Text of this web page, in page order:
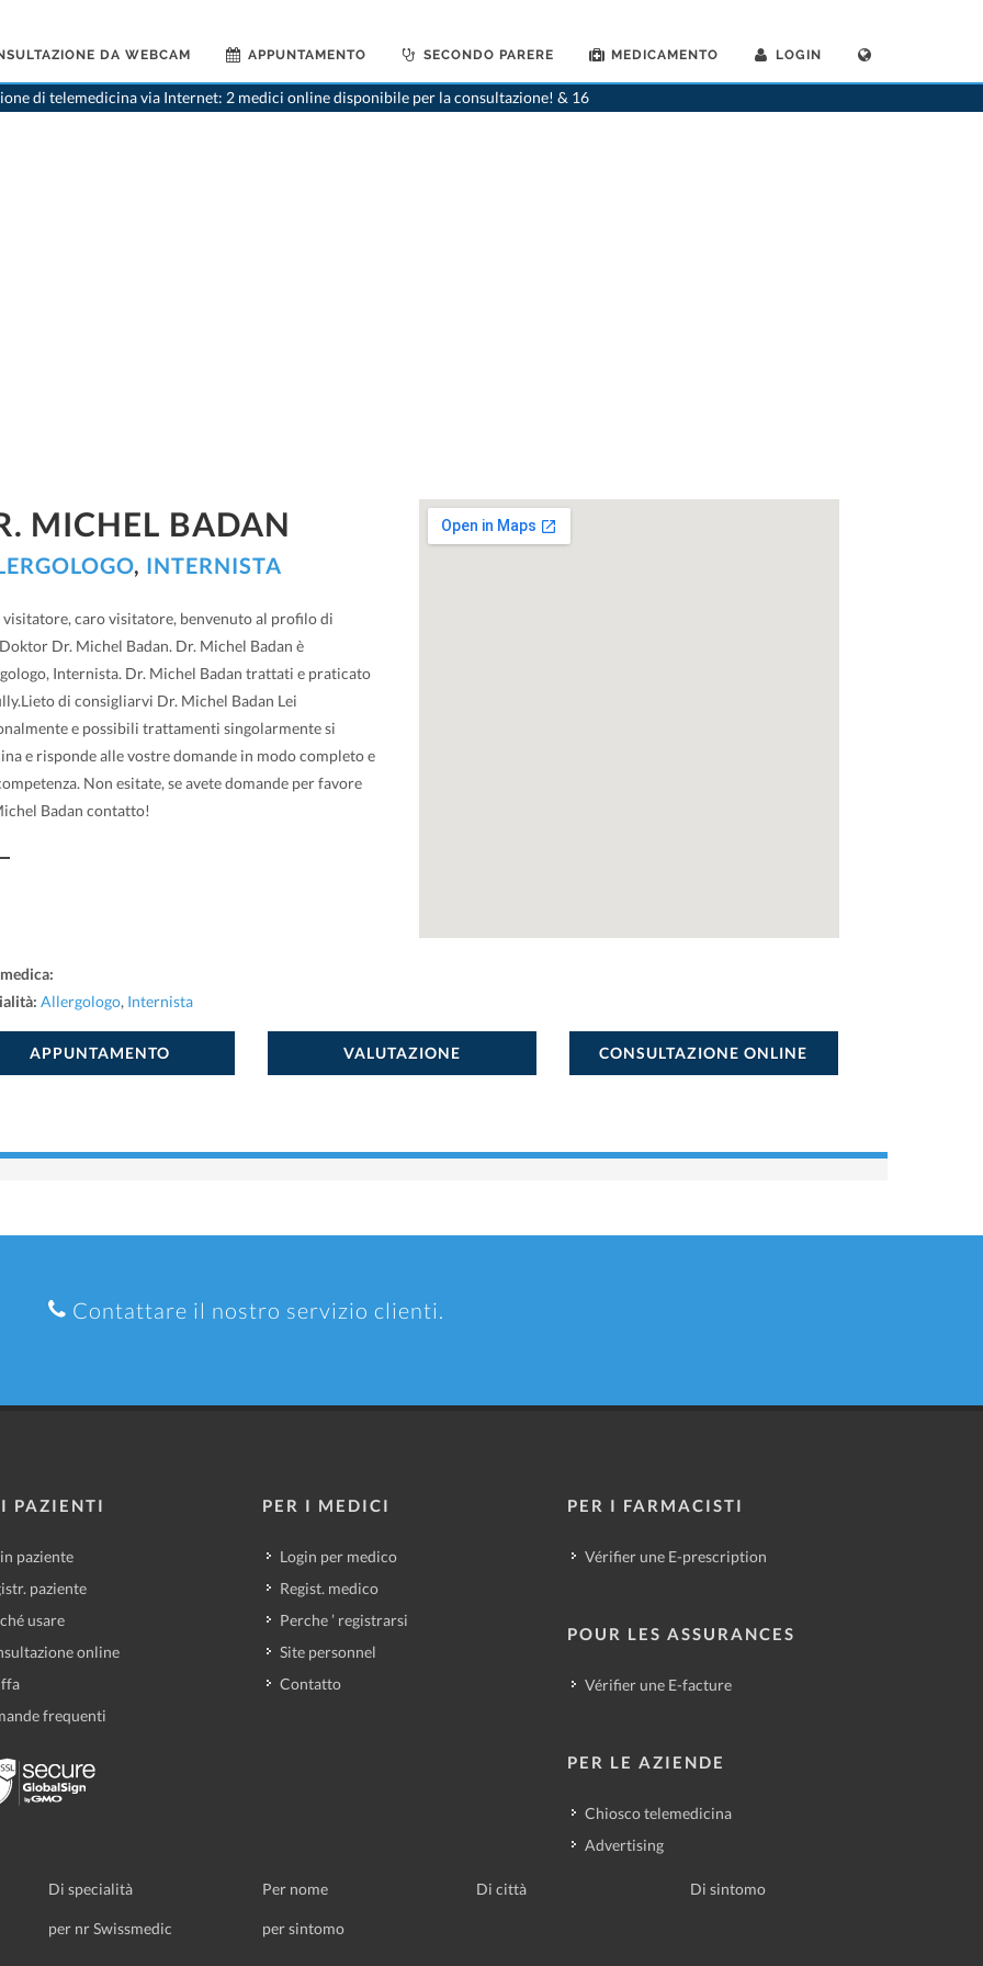
DA WEBCAM APPUNTAMENTO SECONDO PARERE MEDICAMENTO LOGIN
di telemedicina via Internet: 2 medici online disponibile per la consultazione! & 16
>Allergologo>Cully>Dr. Michel Badan
MICHEL BADAN
, INTERNISTA
visitatore, caro visitatore, benvenuto al profilo di
Dr. Michel Badan. Dr. Michel Badan è
Internista. Dr. Michel Badan trattati e praticato
di consigliarvi Dr. Michel Badan Lei
e possibili trattamenti singolarmente si
e risponde alle vostre domande in modo completo e
Non esitate, se avete domande per favore
Badan contatto!
Allergologo, Internista
APPUNTAMENTO VALUTAZIONE CONSULTAZIONE ONLINE
Contattare il nostro servizio clienti.
I PAZIENTI
paziente
paziente
usare
online
frequenti
PER I MEDICI
Login per medico
Regist. medico
Perche ’ registrarsi
Site personnel
Contatto
PER I FARMACISTI
Vérifier une E-prescription
POUR LES ASSURANCES
Vérifier une E-facture
PER LE AZIENDE
Chiosco telemedicina
Advertising
Di specialità Per nome Di città Di sintomo
per nr Swissmedic per sintomo